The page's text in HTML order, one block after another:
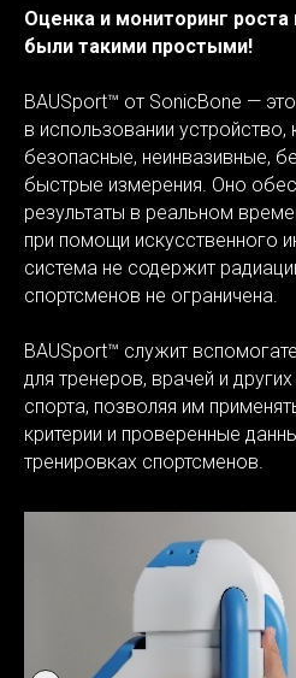
Оценка и мониторинг роста
были такими простыми!
BAUSport™ от SonicBone —
в использовании
безопасные, неинвазивные,
быстрые измерения. Оно
результаты в реальном
при помощи искусственного
система не содержит
спортсменов не ограничена.
BAUSport™ служит
для тренеров, врачей и
спорта, позволяя им
критерии и проверенные
тренировках спортсменов.